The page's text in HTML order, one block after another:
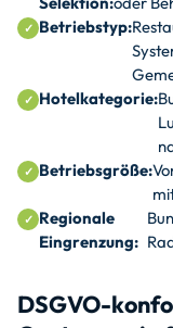
Betriebstyp:
Hotelkategorie:
Betriebsgröße:
Regionale
Eingrenzung:
DSGVO-